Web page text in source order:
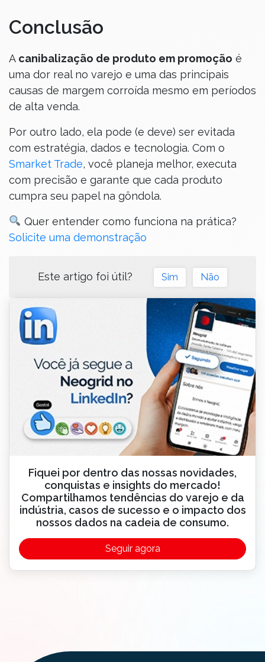
Conclusão
A canibalização de produto em promoção é
uma dor real no varejo e uma das principais
causas de margem corroída mesmo em períodos
de alta venda.
Por outro lado, ela pode (e deve) ser evitada
com estratégia, dados e tecnologia. Com o
Smarket Trade, você planeja melhor, executa
com precisão e garante que cada produto
cumpra seu papel na gôndola.
Quer entender como funciona na prática?
Solicite uma demonstração
Este artigo foi útil? Sim Não
Fiquei por dentro das nossas novidades,
conquistas e insights do mercado!
Compartilhamos tendências do varejo e da
indústria, casos de sucesso e o impacto dos
nossos dados na cadeia de consumo.
Seguir agora